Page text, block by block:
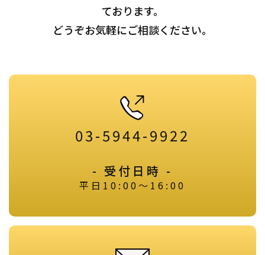
ております。
どうぞお気軽にご相談ください。
03-5944-9922
- 受付日時 -
平日10:00～16:00